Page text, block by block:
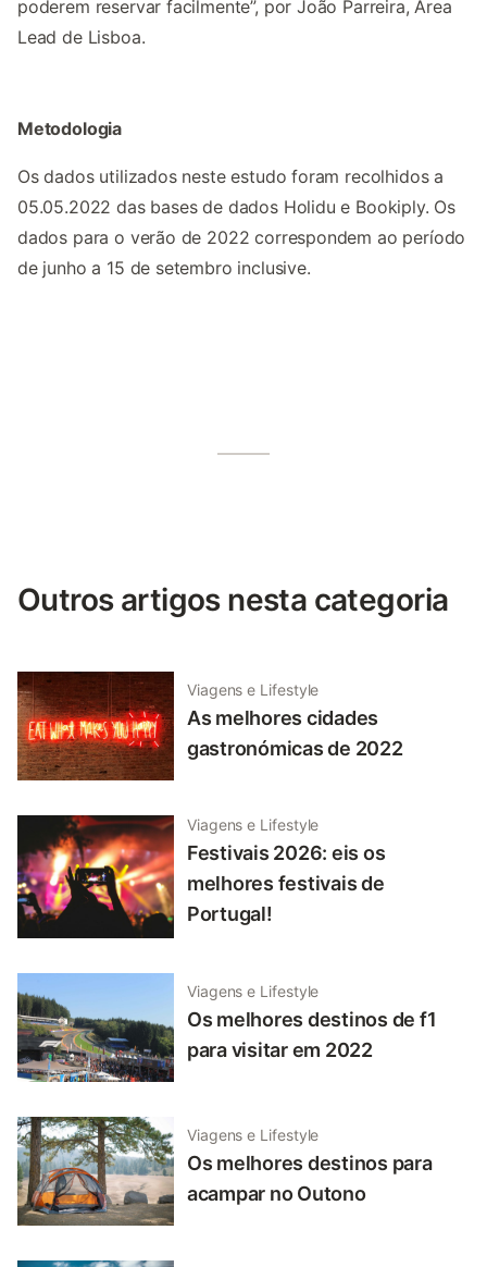
poderem reservar facilmente”, por João Parreira, Area
Lead de Lisboa.
Metodologia
Os dados utilizados neste estudo foram recolhidos a
05.05.2022 das bases de dados Holidu e Bookiply. Os
dados para o verão de 2022 correspondem ao período
de junho a 15 de setembro inclusive.
Outros artigos nesta categoria
Viagens e Lifestyle
As melhores cidades
gastronómicas de 2022
Viagens e Lifestyle
Festivais 2026: eis os
melhores festivais de
Portugal!
Viagens e Lifestyle
Os melhores destinos de f1
para visitar em 2022
Viagens e Lifestyle
Os melhores destinos para
acampar no Outono